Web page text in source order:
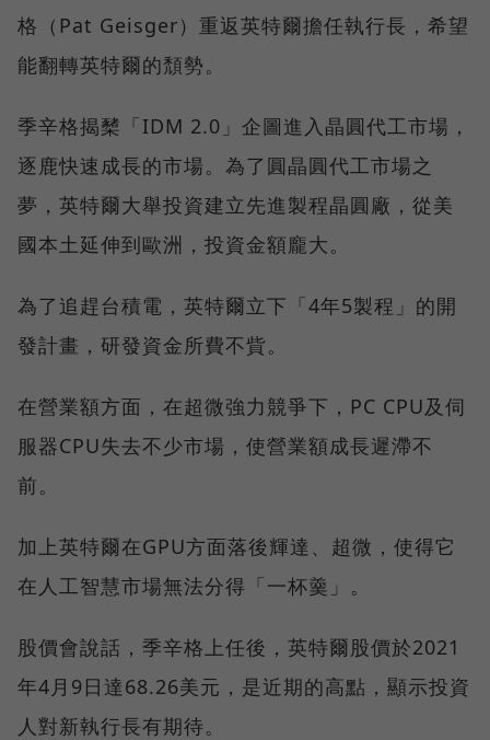
格（Pat Geisger）重返英特爾擔任執行長，希望
能翻轉英特爾的頹勢。
季辛格揭櫫「IDM 2.0」企圖進入晶圓代工市場，
逐鹿快速成長的市場。為了圓晶圓代工市場之
夢，英特爾大舉投資建立先進製程晶圓廠，從美
國本土延伸到歐洲，投資金額龐大。
為了追趕台積電，英特爾立下「4年5製程」的開
發計畫，研發資金所費不貲。
在營業額方面，在超微強力競爭下，PC CPU及伺
服器CPU失去不少市場，使營業額成長遲滯不
前。
加上英特爾在GPU方面落後輝達、超微，使得它
在人工智慧市場無法分得「一杯羹」。
股價會說話，季辛格上任後，英特爾股價於2021
年4月9日達68.26美元，是近期的高點，顯示投資
人對新執行長有期待。